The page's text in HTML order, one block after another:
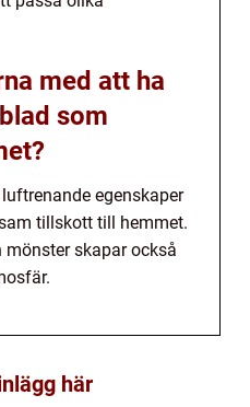
med att ha
som
egenskaper
tillskott till hemmet.
skapar också
här